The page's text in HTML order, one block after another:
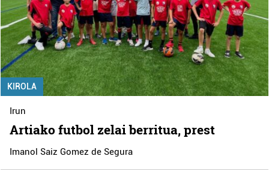
KIROLA
Irun
Artiako futbol zelai berritua, prest
Imanol Saiz Gomez de Segura